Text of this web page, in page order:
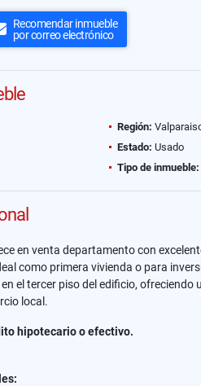
Recomendar inmueble
por correo electrónico
Región:
Estado: Usado
Tipo de inmueble:
en venta departamento con
como primera vivienda o para
en el tercer piso del edificio,
local.
hipotecario o efectivo.